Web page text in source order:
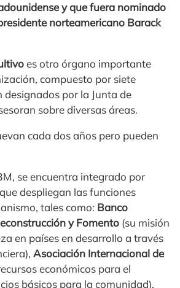
y que fuera nominado
norteamericano Barack
es otro órgano importante
compuesto por siete
designados por la Junta de
sobre diversas áreas.
cada dos años pero pueden
se encuentra integrado por
despliegan las funciones
tales como: Banco
y Fomento (su misión
en países en desarrollo a través
Asociación Internacional de
económicos para el
básicos para la comunidad),